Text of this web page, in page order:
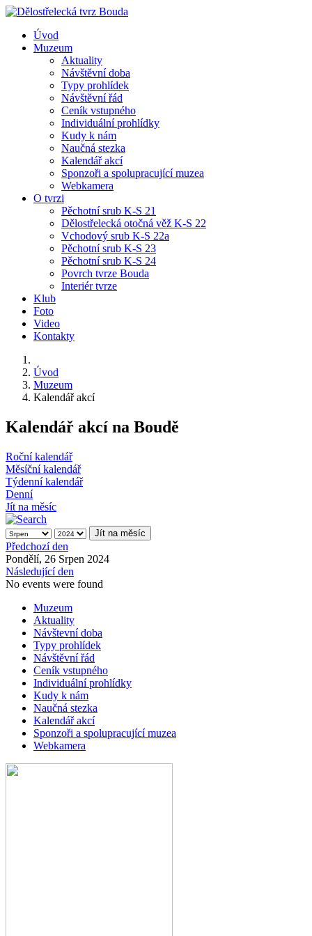
Úvod
Muzeum
Aktuality
Návštěvní doba
Typy prohlídek
Návštěvní řád
Ceník vstupného
Individuální prohlídky
Kudy k nám
Naučná stezka
Kalendář akcí
Sponzoři a spolupracující muzea
Webkamera
O tvrzi
Pěchotní srub K-S 21
Dělostřelecká otočná věž K-S 22
Vchodový srub K-S 22a
Pěchotní srub K-S 23
Pěchotní srub K-S 24
Povrch tvrze Bouda
Interiér tvrze
Klub
Foto
Video
Kontakty
Úvod
Muzeum
Kalendář akcí
Kalendář akcí na Boudě
Roční kalendář
Měsíční kalendář
Týdenní kalendář
Denní
Jít na měsíc
Jít na měsíc
Předchozí den
Pondělí, 26 Srpen 2024
Následující den
No events were found
Muzeum
Aktuality
Návštevní doba
Typy prohlídek
Návštěvní řád
Ceník vstupného
Individuální prohlídky
Kudy k nám
Naučná stezka
Kalendář akcí
Sponzoři a spolupracující muzea
Webkamera